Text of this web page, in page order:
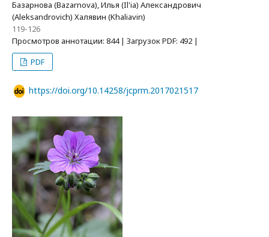
Базарнова (Bazarnova), Илья (Il'ia) Александрович
(Aleksandrovich) Халявин (Khaliavin)
119-126
Просмотров аннотации: 844 | Загрузок PDF: 492 |
PDF
https://doi.org/10.14258/jcprm.2017021517